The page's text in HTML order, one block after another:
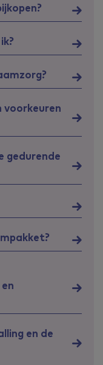
voorkeuren
gedurende
en de